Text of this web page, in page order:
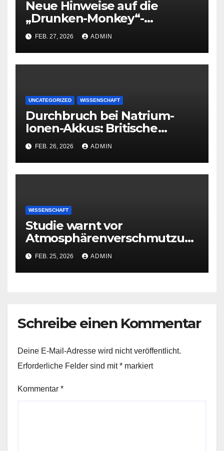
Neue Hinweise auf die
„Drunken-Monkey“-
Hypothese
FEB. 27, 2026 ADMIN
UNCATEGORIZED WISSENSCHAFT
Durchbruch bei Natrium-
Ionen-Akkus: Britische
Forscher steigern
Energiedichte deutlich
FEB. 26, 2026 ADMIN
WISSENSCHAFT
Studie warnt vor
Atmosphärenverschmutzun
g durch Raketenstarts
FEB. 25, 2026 ADMIN
Schreibe einen Kommentar
Deine E-Mail-Adresse wird nicht veröffentlicht.
Erforderliche Felder sind mit* markiert
Kommentar *